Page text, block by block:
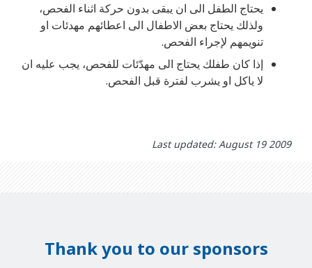
يحتاج الطفل الى ان يبقى بدون حركة اثناء الفحص،
ولذلك يحتاج بعض الاطفال الى اعطائهم مهدئات او
تنويمهم لإجراء الفحص.
إذا كان طفلك يحتاج الى مهدّئات للفحص، يجب عليه ان
لا ياكل او يشرب لفترة قبل الفحص.
Last updated: August 19 2009
Thank you to our sponsors